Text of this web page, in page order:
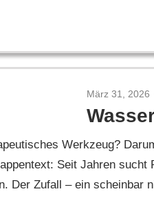
März 31, 2026
Werkzeug?
Seit Jahren
Der Zufall – ein scheinbar